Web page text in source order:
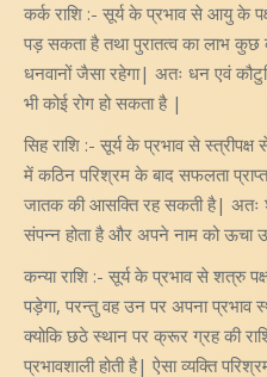
कर्क राशि :- सूर्य के प्रभाव से आयु के
पड़ सकता है तथा पुरातत्व का लाभ
धनवानों जैसा रहेगा| अतः धन एवं
भी कोई रोग हो सकता है |
सिह राशि :- सूर्य के प्रभाव से
में कठिन परिश्रम के बाद सफलता
जातक की आसक्ति रह सकती है| अतः
संपन्न होता है और अपने नाम को ऊचा
कन्या राशि :- सूर्य के प्रभाव से शत्रु
पड़ेगा, परन्तु वह उन पर अपना प्रभाव
क्योकि छठे स्थान पर क्रूर ग्रह की
प्रभावशाली होती है| ऐसा व्यक्ति